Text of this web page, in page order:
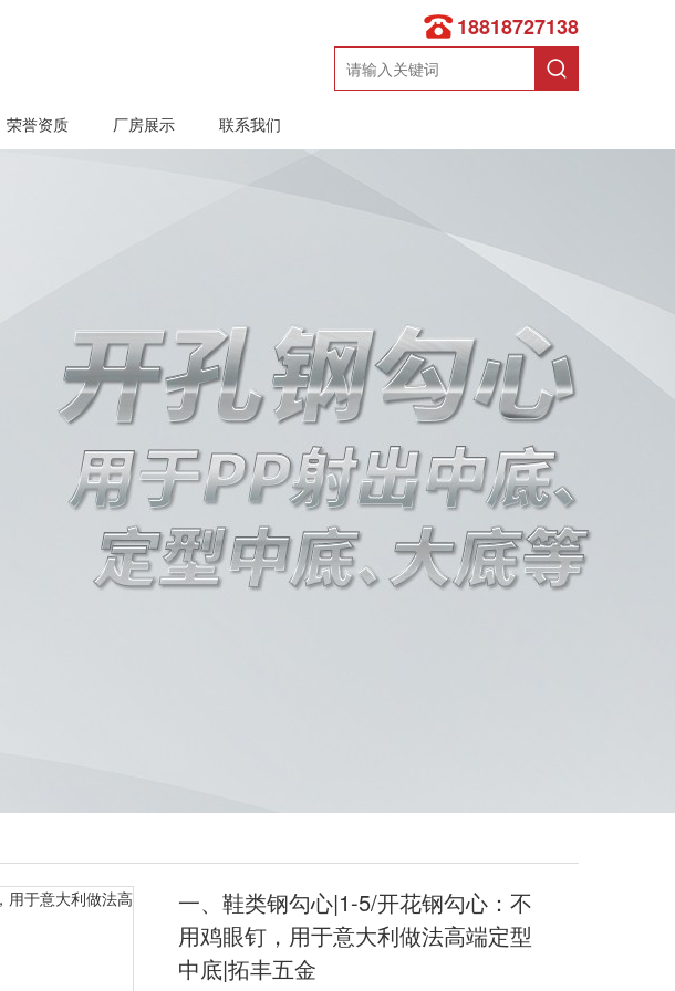
18818727138
荣誉资质 厂房展示 联系我们
一、鞋类钢勾心|1-5/开花钢勾心：不
用鸡眼钉，用于意大利做法高端定型
中底|拓丰五金